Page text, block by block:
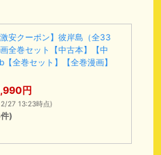
激安クーポン】彼岸島（全33
全巻セット【中古本】【中
【全巻セット】【全巻漫画】
円
27 13:23時点)
)